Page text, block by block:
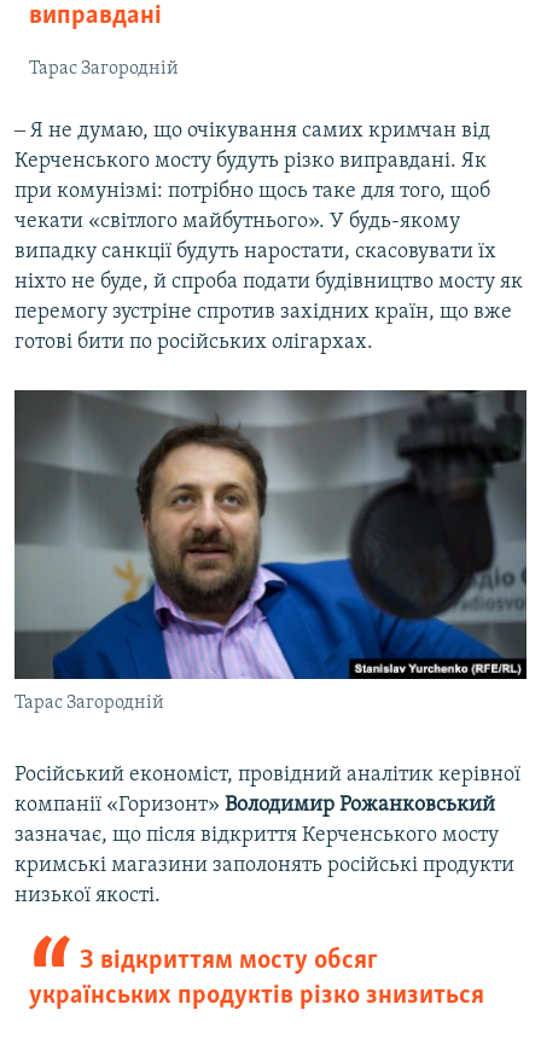
виправдані
Тарас Загородній
‒ Я не думаю, що очікування самих кримчан від
Керченського мосту будуть різко виправдані. Як
при комунізмі: потрібно щось таке для того, щоб
чекати «світлого майбутнього». У будь-якому
випадку санкції будуть наростати, скасовувати їх
ніхто не буде, й спроба подати будівництво мосту як
перемогу зустріне спротив західних країн, що вже
готові бити по російських олігархах.
Тарас Загородній
Російський економіст, провідний аналітик керівної
компанії «Горизонт» Володимир Рожанковський
зазначає, що після відкриття Керченського мосту
кримські магазини заполонять російські продукти
низької якості.
З відкриттям мосту обсяг
українських продуктів різко знизиться